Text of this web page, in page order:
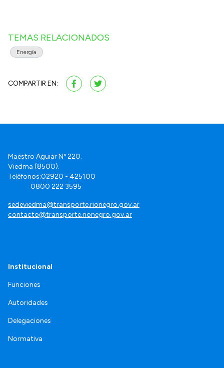
TEMAS RELACIONADOS
Energía
COMPARTIR EN:
Maestro Aguiar Nº 220.
Viedma (8500).
Teléfonos:02920 - 425100
0800 222 3595
sedeviedma@transporte.rionegro.gov.ar
contacto@transporte.rionegro.gov.ar
Institucional
Funciones
Autoridades
Delegaciones
Normativa